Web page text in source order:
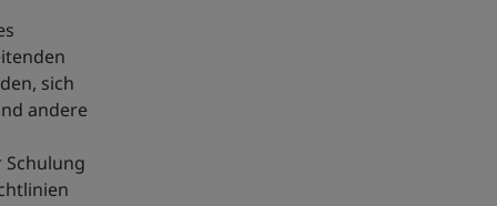
sich
andere
Schulung